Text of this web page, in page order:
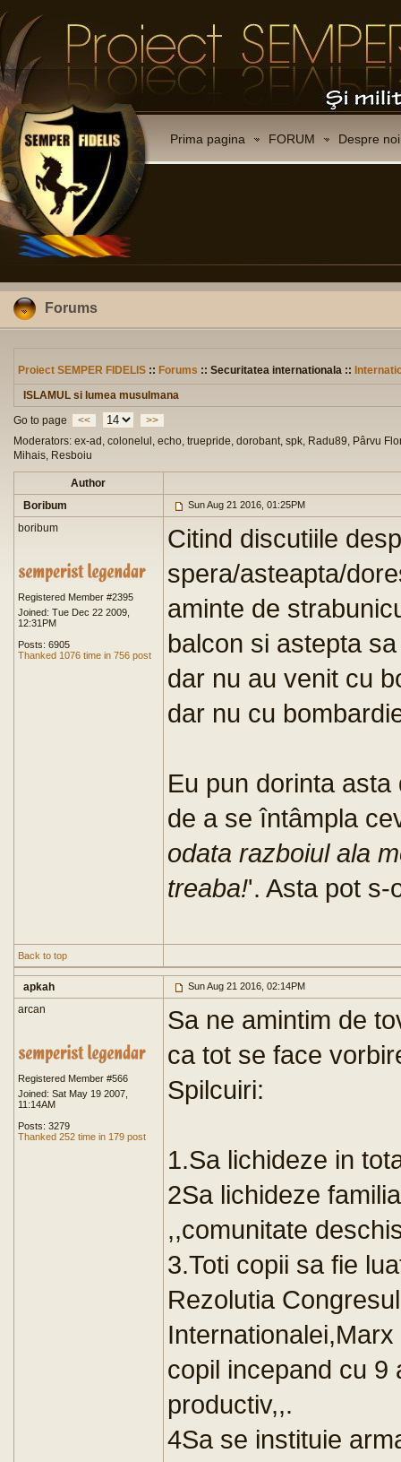
Prima pagina FORUM Despre noi
Forums
Proiect SEMPER FIDELIS :: Forums :: Securitatea internationala ::
ISLAMUL si lumea musulmana
Go to page
<<
>>
Moderators: ex-ad, colonelul, echo, truepride, dorobant, spk, Radu89, Pârvu
Mihais, Resboiu
Author
Boribum
Sun Aug 21 2016, 01:25PM
boribum
Registered Member #2395
Joined: Tue Dec 22 2009,
12:31PM
Posts: 6905
Thanked 1076 time in 756 post
Citind discutiile
spera/asteapta/
aminte de
balcon si astepta
dar nu au venit cu
dar nu cu
Eu pun dorinta
de a se întâmpla
odata razboiul ala
treaba!'. Asta pot s-
Back to top
apkah Sun Aug 21 2016, 02:14PM
arcan
Registered Member #566
Joined: Sat May 19 2007,
11:14AM
Posts: 3279
Thanked 252 time in 179 post
Sa ne amintim de
ca tot se face
Spilcuiri:
1.Sa lichideze in
2Sa lichideze
,,comunitate
3.Toti copii sa fie
Rezolutia
copil incepand cu 9
productiv,,.
4Sa se instituie